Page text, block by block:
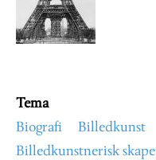
Tema
Biografi
Billedkunst
Billedkunstnerisk